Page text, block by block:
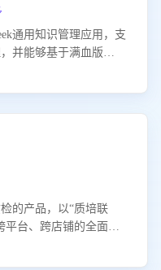
通用知识管理应用，支
并能够基于满血版
识资源。通过该产品，
的产品，以“质培联
平台、跨店铺的全面、